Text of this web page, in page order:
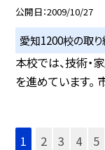
公開日 2009/10/27
愛知1200校の取
本校では、技術・
を進めています。
1 2 3 4 5